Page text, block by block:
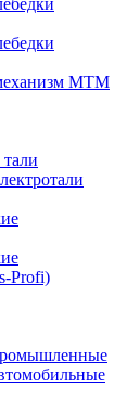
МТМ
Profi)